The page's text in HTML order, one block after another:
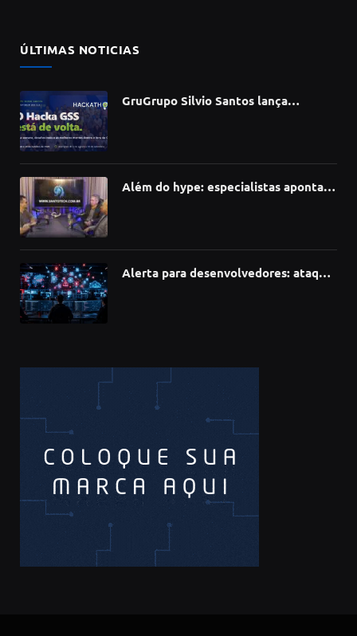
ÚLTIMAS NOTICIAS
GruGrupo Silvio Santos lança
Além do hype: especialistas apontam
Alerta para desenvolvedores: ataque